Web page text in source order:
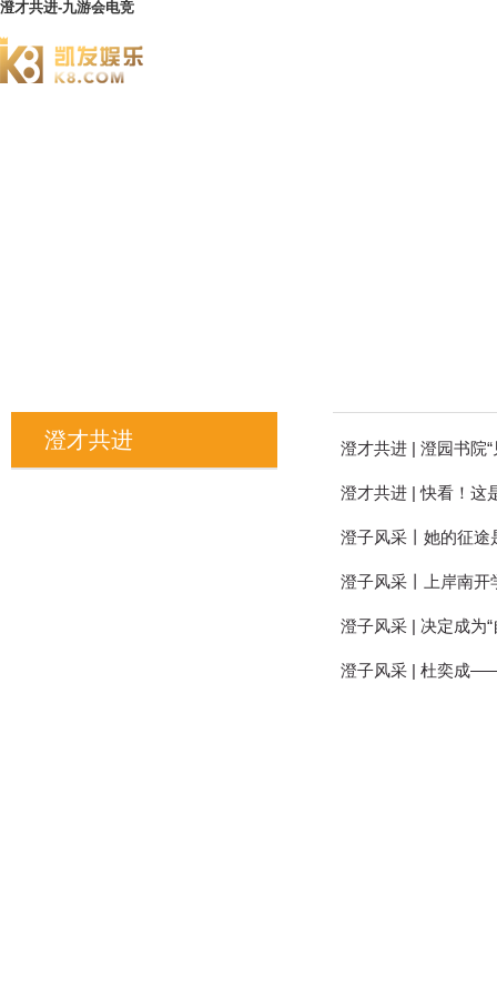
澄才共进-九游会电竞
澄才共进 澄才共进 | 澄园书院“
澄才共进 | 快看！这
澄子风采丨她的征途
澄子风采丨上岸南开
澄子风采 | 决定成为“
澄子风采 | 杜奕成